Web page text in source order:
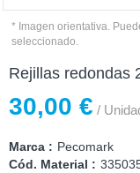
* Imagen orientativa.
seleccionado.
Rejillas redondas
30,00 € /
Marca : Pecomark
Cód. Material :